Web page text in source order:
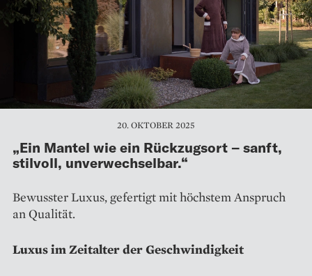
20. OKTOBER 2025
„Ein Mantel wie ein Rückzugsort – sanft,
stilvoll, unverwechselbar.“
Bewusster Luxus, gefertigt mit höchstem Anspruch
an Qualität.
Luxus im Zeitalter der Geschwindigkeit